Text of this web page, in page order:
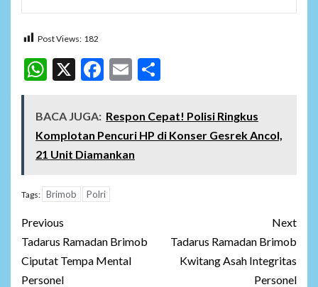
Post Views: 182
WhatsApp
X Facebook
Email
BACA JUGA: Respon Cepat! Polisi Ringkus
Komplotan Pencuri HP di Konser Gesrek Ancol,
21 Unit Diamankan
Tags: Brimob Polri
Post
navigation
Previous
Tadarus Ramadan Brimob
Ciputat Tempa Mental
Personel
Next
Tadarus Ramadan Brimob
Kwitang Asah Integritas
Personel